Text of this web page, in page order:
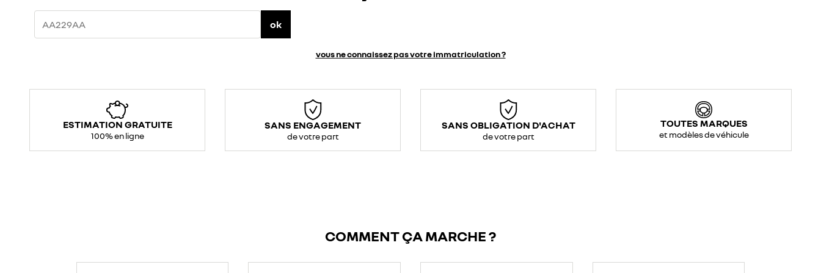
ok
vous ne connaissez pas votre immatriculation ?
ESTIMATION GRATUITE
100% en ligne
SANS ENGAGEMENT
de votre part
SANS OBLIGATION D'ACHAT
de votre part
TOUTES MARQUES
et modèles de véhicule
COMMENT ÇA MARCHE ?